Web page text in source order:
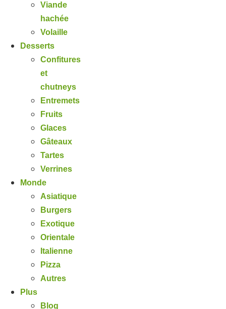
Viande
hachée
Volaille
Desserts
Confitures
et
chutneys
Entremets
Fruits
Glaces
Gâteaux
Tartes
Verrines
Monde
Asiatique
Burgers
Exotique
Orientale
Italienne
Pizza
Autres
Plus
Blog